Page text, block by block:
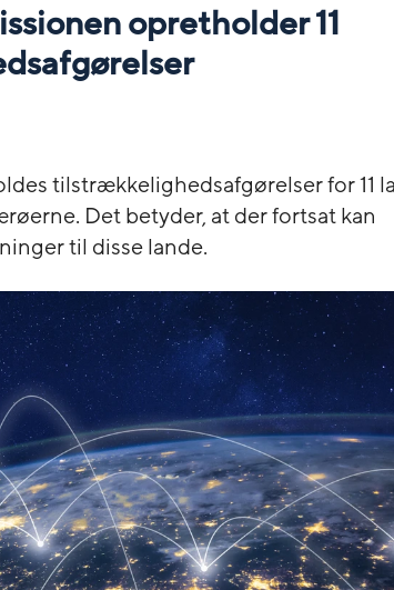
opretholder 11
tilstrækkelighedsafgørelser for 11
Det betyder, at der fortsat kan
til disse lande.